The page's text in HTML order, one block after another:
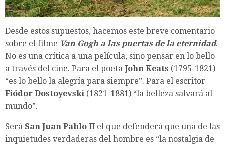
Desde estos supuestos, hacemos este breve comentario
sobre el filme Van Gogh a las puertas de la eternidad.
No es una crítica a una película, sino pensar en lo bello
a través del cine. Para el poeta John Keats (1795-1821)
“es lo bello la alegría para siempre”. Para el escritor
Fiódor Dostoyevski (1821-1881) “la belleza salvará al
mundo”.
Será San Juan Pablo II el que defenderá que una de las
inquietudes verdaderas del hombre es “la nostalgia de